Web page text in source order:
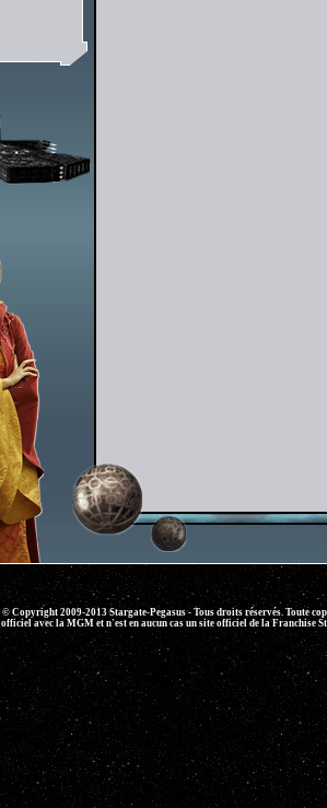
© Copyright 2009-2013 Stargate-Pegasus - Tous droits réservés. Toute
officiel avec la MGM et n'est en aucun cas un site officiel de la Franchise